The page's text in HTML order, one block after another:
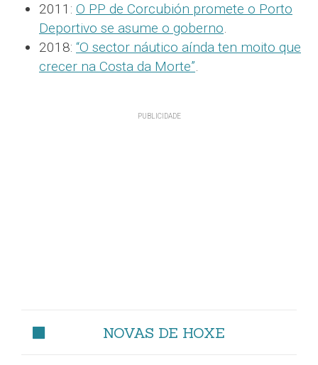
2011: O PP de Corcubión promete o Porto
Deportivo se asume o goberno.
2018: “O sector náutico aínda ten moito que
crecer na Costa da Morte”.
NOVAS DE HOXE